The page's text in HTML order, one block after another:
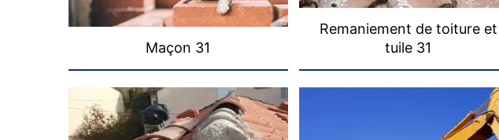
Maçon 31
Remaniement de toiture et
tuile 31